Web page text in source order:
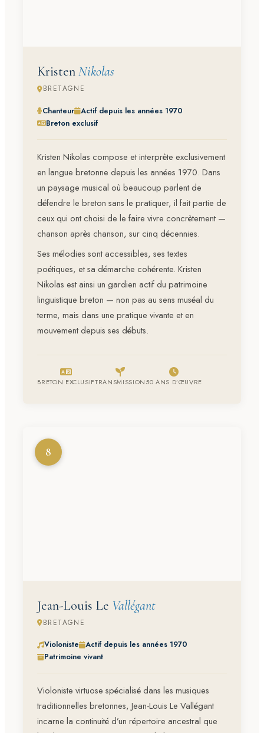
KristenNikolas
BRETAGNE
Chanteur
Actif depuis les années 1970
Breton exclusif
Kristen Nikolas compose et interprète exclusivement
en langue bretonne depuis les années 1970. Dans
un paysage musical où beaucoup parlent de
défendre le breton sans le pratiquer, il fait partie de
ceux qui ont choisi de le faire vivre concrètement —
chanson après chanson, sur cinq décennies.
Ses mélodies sont accessibles, ses textes
poétiques, et sa démarche cohérente. Kristen
Nikolas est ainsi un gardien actif du patrimoine
linguistique breton — non pas au sens muséal du
terme, mais dans une pratique vivante et en
mouvement depuis ses débuts.
BRETON EXCLUSIFTRANSMISSION50 ANS D’ŒUVRE
8
Jean-Louis Le Vallégant
BRETAGNE
Violoniste
Actif depuis les années 1970
Patrimoine vivant
Violoniste virtuose spécialisé dans les musiques
traditionnelles bretonnes, Jean-Louis Le Vallégant
incarne la continuité d’un répertoire ancestral que